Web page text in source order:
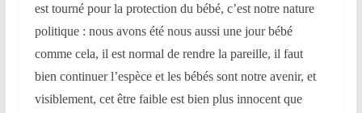
est tourné pour la protection du bébé, c’est notre nature
politique : nous avons été nous aussi une jour bébé
comme cela, il est normal de rendre la pareille, il faut
bien continuer l’espèce et les bébés sont notre avenir, et
visiblement, cet être faible est bien plus innocent que